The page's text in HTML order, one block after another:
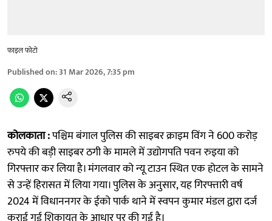
फाइल फोटो
Published on:31 Mar 2026, 7:35 pm
कोलकाता :पश्चिम बंगाल पुलिस की साइबर क्राइम विंग ने 600 करोड़
रुपये की बड़ी साइबर ठगी के मामले में उद्योगपति पवन रुइया को
गिरफ्तार कर लिया है। मंगलवार को न्यू टाउन स्थित एक होटल के सामने
से उन्हें हिरासत में लिया गया। पुलिस के अनुसार, यह गिरफ्तारी वर्ष
2024 में विधाननगर के ईको पार्क थाने में स्वपन कुमार मंडल द्वारा दर्ज